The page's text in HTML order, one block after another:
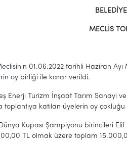
BELEDİYE
MECLİS
01.06.2022 tarihli Haziran
oy birliği ile karar verildi.
Enerji Turizm İnşaat Tarım Sanayi
toplantıya katılan üyelerin oy
Kupası Şampiyonu birincileri
TL olmak üzere toplam